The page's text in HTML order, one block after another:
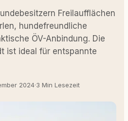
Freilaufflächen
hundefreundliche
ÖV-Anbindung. Die
ist ideal für entspannte
2024·3 Min Lesezeit